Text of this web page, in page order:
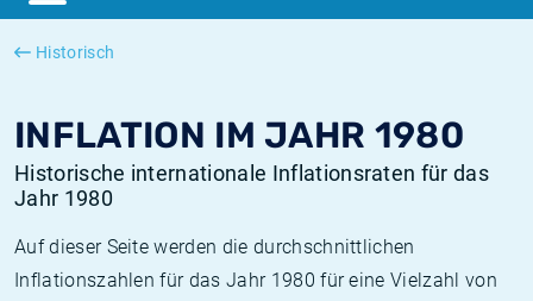
Historisch
INFLATION IM JAHR 1980
Historische internationale Inflationsraten für das
Jahr 1980
Auf dieser Seite werden die durchschnittlichen
Inflationszahlen für das Jahr 1980 für eine Vielzahl von
SONIA
Europäische inflation
Historische SONIA-Sätze